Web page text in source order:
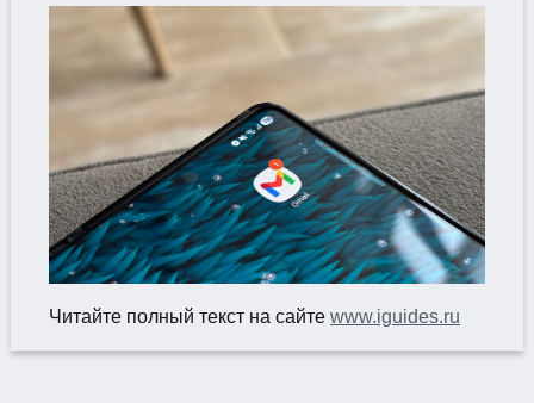
Читайте полный текст на сайте www.iguides.ru